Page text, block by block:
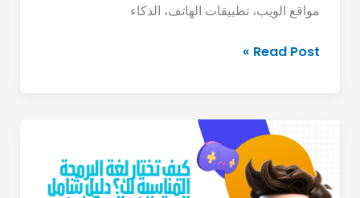
مواقع الويب، تطبيقات الهاتف، الذكاء
Read Post »
تختار
لغة
البرمجة